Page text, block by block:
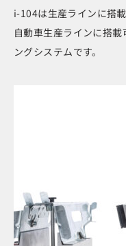
i-104は生産ラインに搭
自動車生産ラインに搭
ングシステムです。